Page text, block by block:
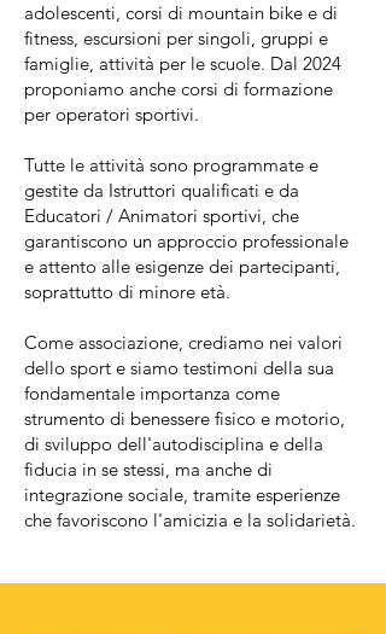
adolescenti, corsi di mountain bike e di
fitness, escursioni per singoli, gruppi e
famiglie, attività per le scuole. Dal 2024
proponiamo anche corsi di formazione
per operatori sportivi.
Tutte le attività sono programmate e
gestite da Istruttori qualificati e da
Educatori / Animatori sportivi, che
garantiscono un approccio professionale
e attento alle esigenze dei partecipanti,
soprattutto di minore età.
Come associazione, crediamo nei valori
dello sport e siamo testimoni della sua
fondamentale importanza come
strumento di benessere fisico e motorio,
di sviluppo dell'autodisciplina e della
fiducia in se stessi, ma anche di
integrazione sociale, tramite esperienze
che favoriscono l'amicizia e la solidarietà.